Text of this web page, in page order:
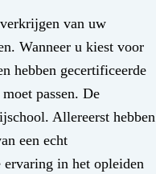
van uw
Wanneer u kiest voor
hebben gecertificeerde
passen. De
Allereerst hebben
een echt
in het opleiden